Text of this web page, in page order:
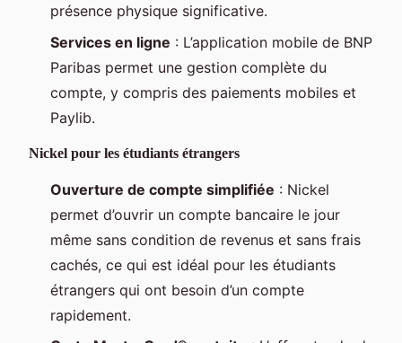
présence physique significative.
Services en ligne : L’application mobile de BNP
Paribas permet une gestion complète du
compte, y compris des paiements mobiles et
Paylib.
Nickel pour les étudiants étrangers
Ouverture de compte simplifiée : Nickel
permet d’ouvrir un compte bancaire le jour
même sans condition de revenus et sans frais
cachés, ce qui est idéal pour les étudiants
étrangers qui ont besoin d’un compte
rapidement.